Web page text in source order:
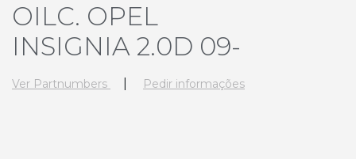
OILC. OPEL
INSIGNIA 2.0D 09-
Ver Partnumbers Pedir informações